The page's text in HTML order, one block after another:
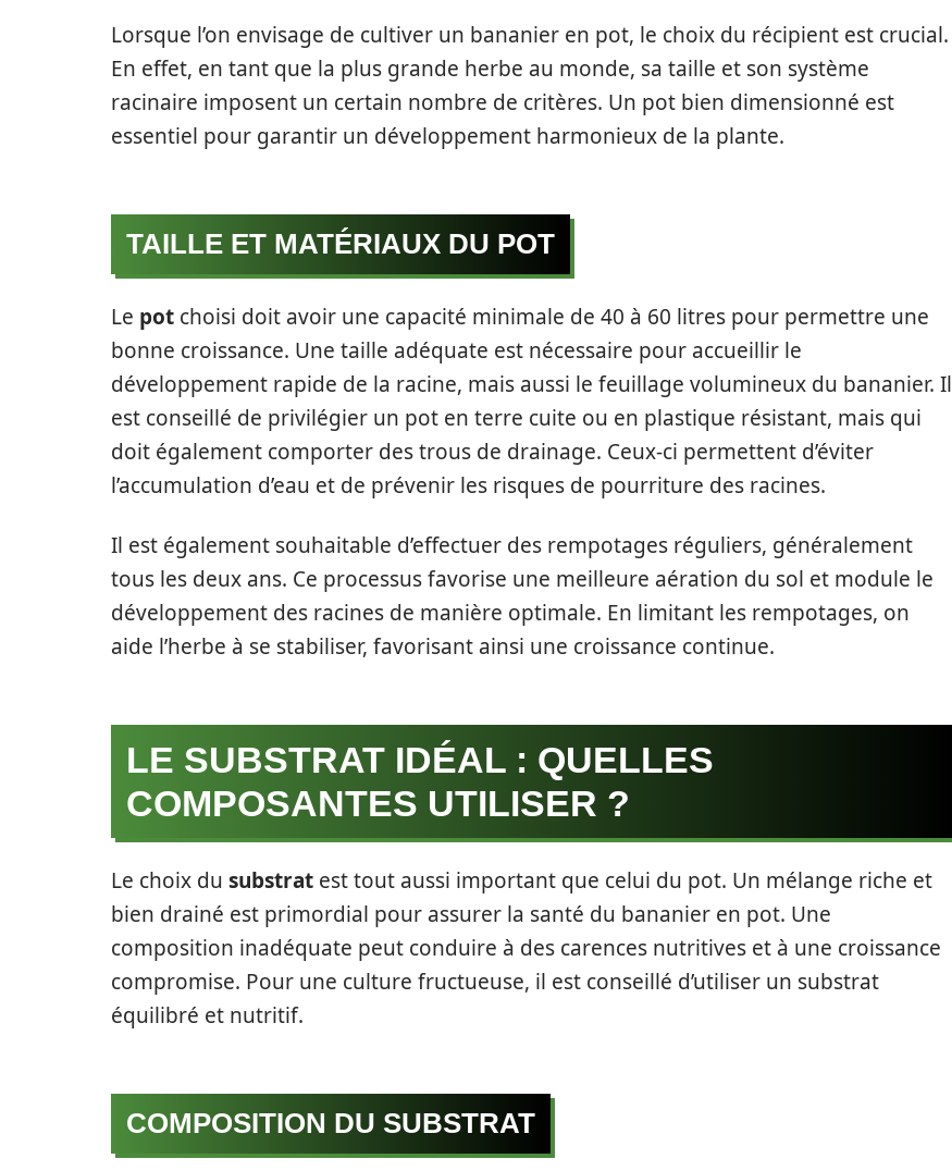
Lorsque l’on envisage de cultiver un bananier en pot, le choix du récipient est crucial.
En effet, en tant que la plus grande herbe au monde, sa taille et son système
racinaire imposent un certain nombre de critères. Un pot bien dimensionné est
essentiel pour garantir un développement harmonieux de la plante.
TAILLE ET MATÉRIAUX DU POT
Le pot choisi doit avoir une capacité minimale de 40 à 60 litres pour permettre une
bonne croissance. Une taille adéquate est nécessaire pour accueillir le
développement rapide de la racine, mais aussi le feuillage volumineux du bananier. Il
est conseillé de privilégier un pot en terre cuite ou en plastique résistant, mais qui
doit également comporter des trous de drainage. Ceux-ci permettent d’éviter
l’accumulation d’eau et de prévenir les risques de pourriture des racines.
Il est également souhaitable d’effectuer des rempotages réguliers, généralement
tous les deux ans. Ce processus favorise une meilleure aération du sol et module le
développement des racines de manière optimale. En limitant les rempotages, on
aide l’herbe à se stabiliser, favorisant ainsi une croissance continue.
LE SUBSTRAT IDÉAL : QUELLES
COMPOSANTES UTILISER ?
Le choix du substrat est tout aussi important que celui du pot. Un mélange riche et
bien drainé est primordial pour assurer la santé du bananier en pot. Une
composition inadéquate peut conduire à des carences nutritives et à une croissance
compromise. Pour une culture fructueuse, il est conseillé d’utiliser un substrat
équilibré et nutritif.
COMPOSITION DU SUBSTRAT